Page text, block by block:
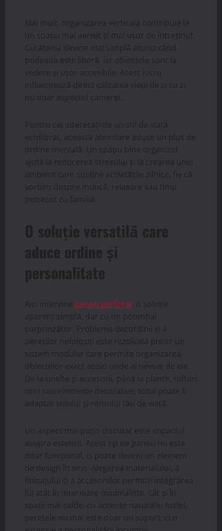
Mai mult, organizarea verticală contribuie la
un spațiu mai aerisit și mai ușor de întreținut.
Curățenia devine mai simplă atunci când
podeaua este liberă, iar obiectele sunt la
vedere și ușor accesibile. Acest lucru
influențează direct calitatea vieții de zi cu zi,
nu doar aspectul camerei.
Pentru cei interesați de un stil de viață
echilibrat, această abordare aduce un plus de
ordine mentală. Un spațiu bine organizat
ajută la reducerea stresului și la crearea unui
ambient care susține activitățile zilnice, fie că
vorbim despre muncă, relaxare sau timp
petrecut cu familia.
O soluție versatilă care
aduce ordine și
personalitate
Aici intervine panou perforat , o soluție
aparent simplă, dar cu un potențial
surprinzător. Problema dezordinii și a
pereților nefolosiți este rezolvată printr-un
sistem modular care permite organizarea
obiectelor exact acolo unde ai nevoie de ele.
De la unelte și accesorii, până la plante, rafturi
mici sau elemente decorative, totul poate fi
adaptat stilului și ritmului tău de viață.
Un aspect mai puțin discutat este impactul
asupra esteticii. Acest tip de panou nu este
doar funcțional, ci poate deveni un element
de design în sine. Alegerea materialului, a
finisajului și a accesoriilor permite integrarea
lui atât în interioare minimaliste, cât și în
spații mai calde, cu accente naturale. Astfel,
peretele nu mai este doar un suport, ci o